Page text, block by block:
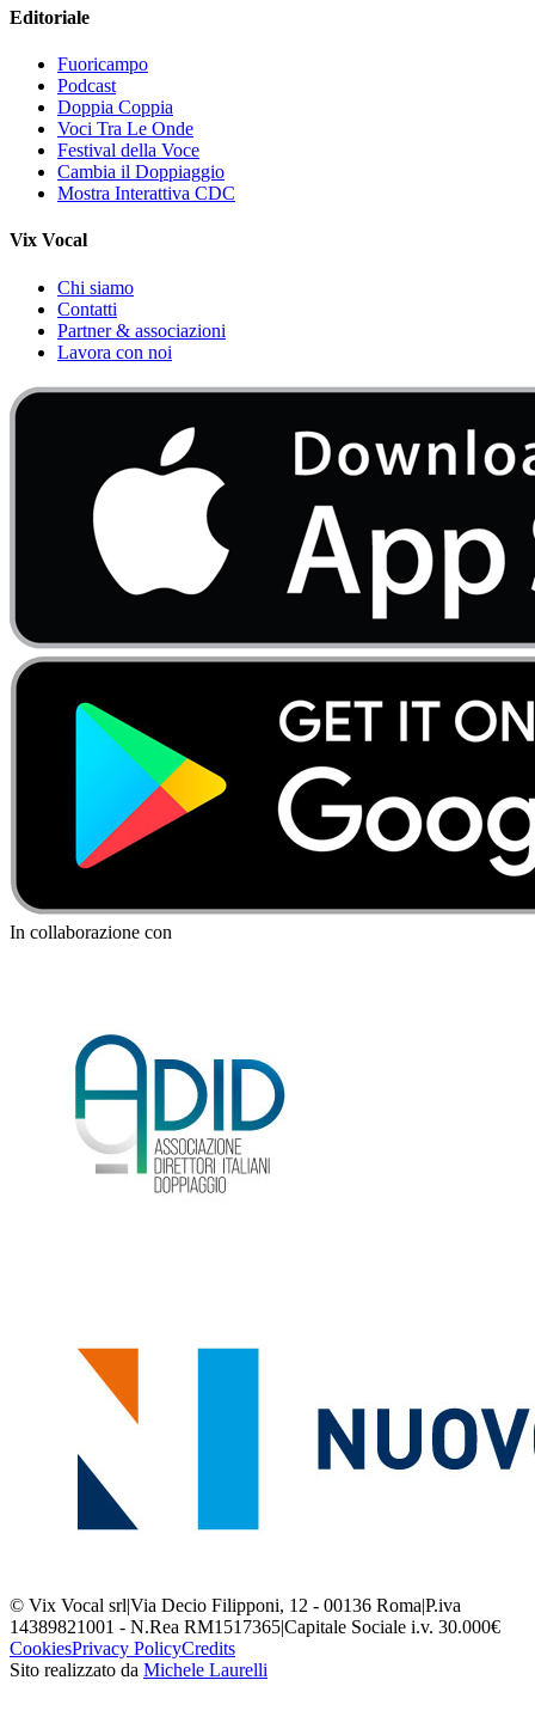
Editoriale
Fuoricampo
Podcast
Doppia Coppia
Voci Tra Le Onde
Festival della Voce
Cambia il Doppiaggio
Mostra Interattiva CDC
Vix Vocal
Chi siamo
Contatti
Partner & associazioni
Lavora con noi
In collaborazione con
© Vix Vocal srl|Via Decio Filipponi, 12 - 00136 Roma|P.iva
14389821001 - N.Rea RM1517365|Capitale Sociale i.v. 30.000€
CookiesPrivacy PolicyCredits
Sito realizzato da Michele Laurelli